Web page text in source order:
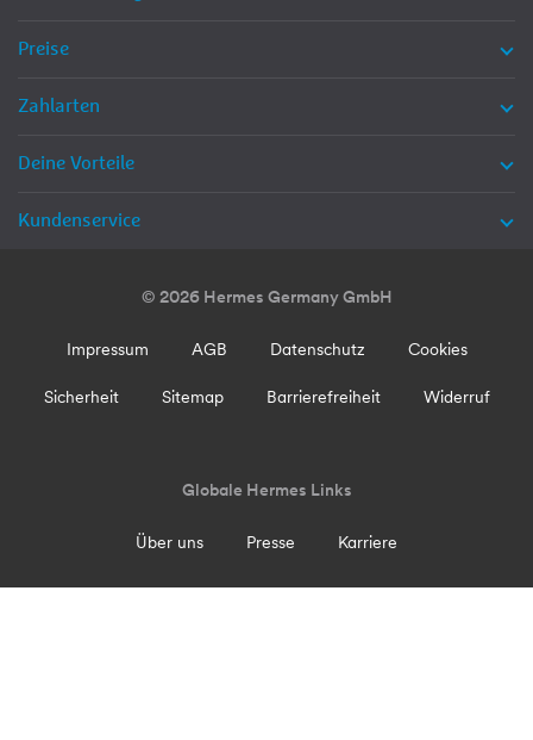
Preise
Zahlarten
Deine Vorteile
Kundenservice
© 2026 Hermes Germany GmbH
Impressum AGB Datenschutz Cookies
Sicherheit Sitemap Barrierefreiheit Widerruf
Globale Hermes Links
Über uns Presse Karriere